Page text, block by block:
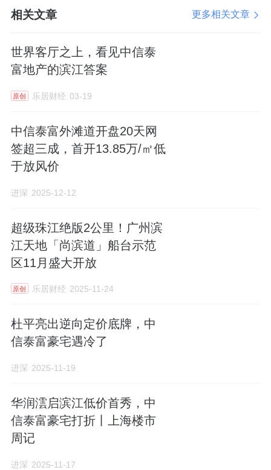
《五感的建筑》隈研吾建筑设计展（广州站）-
茑屋选书空间-效果图
时”。每月一新的兑现力，更是一张圈层入场
券。从国际艺文展演的优先席位，到双奢酒店
成长的定制体验。住在这里的人，共享的不仅
是江景，更是审美、品位与资源。
中信泰富地产在全国各地落地的系列圈层活动
这也是广州滨江天地成为顶级资产价值的基
石，当别人还在描绘蓝图，这里已经建好了一
座滨水大城。对于聪明的买家来说，这意味着
一件事：现在入场，就是站在价值兑现的前
相关文章 更多相关文章
世界客厅之上，看见中信泰
富地产的滨江答案
原创 乐居财经 03-19
中信泰富外滩道开盘20天网
签超三成，首开13.85万/㎡低
于放风价
进深 2025-12-12
超级珠江绝版2公里！广州滨
江天地「尚滨道」船台示范
区11月盛大开放
原创 乐居财经 2025-11-24
杜平亮出逆向定价底牌，中
信泰富豪宅遇冷了
进深 2025-11-19
华润澐启滨江低价首秀，中
信泰富豪宅打折丨上海楼市
周记
进深 2025-11-17